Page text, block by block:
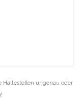
Haltestellen ungenau oder